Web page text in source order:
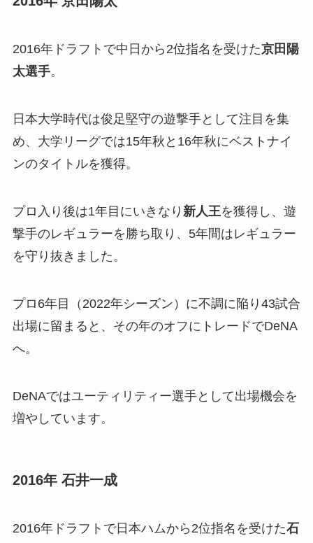
2016年ドラフトで中日から2位指名を受けた京田陽
太選手。
日本大学時代は俊足堅守の遊撃手として注目を集
め、大学リーグでは15年秋と16年秋にベストナイ
ンのタイトルを獲得。
プロ入り後は1年目にいきなり 新人王を獲得し、遊
撃手のレギュラーを勝ち取り、5年間はレギュラー
を守り抜きました。
プロ6年目（2022年シーズン）に不調に陥り43試合
出場に留まると、その年のオフにトレードでDeNA
へ。
DeNAではユーティリティー選手として出場機会を
増やしています。
2016年 石井一成
2016年ドラフトで日本ハムから2位指名を受けた石